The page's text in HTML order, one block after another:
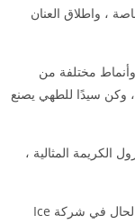
، واطلاق العنان
مختلفة من
، وكن سيدًا للطهي يصنع
المثالية ،
اصنع آيس كريم حلو بنكهتك المفضلة تمامًا كما هو الحال في شركة Ice